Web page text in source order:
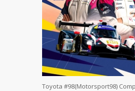
Toyota #98(Motorsport98)